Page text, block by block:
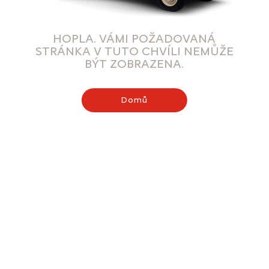
HOPLA. VÁMI POŽADOVANÁ
STRÁNKA V TUTO CHVÍLI NEMŮŽE
BÝT ZOBRAZENA.
Domů